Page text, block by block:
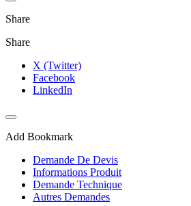
Share
Share
X (Twitter)
Facebook
LinkedIn
Add Bookmark
Demande De Devis
Informations Produit
Demande Technique
Autres Demandes